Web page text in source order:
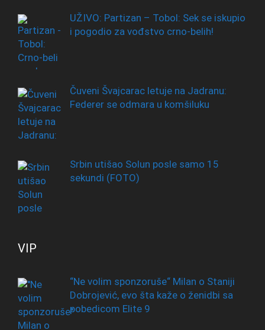
UŽIVO: Partizan – Tobol: Sek se iskupio
i pogodio za vođstvo crno-belih!
Čuveni Švajcarac letuje na Jadranu:
Federer se odmara u komšiluku
Srbin utišao Solun posle samo 15
sekundi (FOTO)
VIP
“Ne volim sponzoruše“ Milan o Staniji
Dobrojević, evo šta kaže o ženidbi sa
pobedicom Elite 9